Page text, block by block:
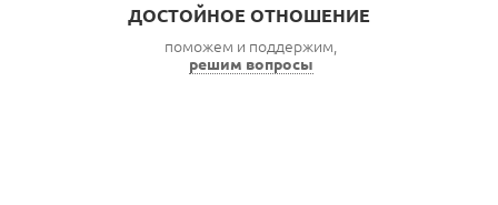
ДОСТОЙНОЕ ОТНОШЕНИЕ
поможем и поддержим,
решим вопросы